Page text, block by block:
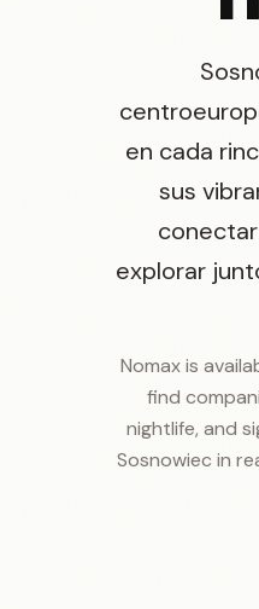
en cada
sus
explorar
Nomax is
find
nightlife, and
Sosnowiec in